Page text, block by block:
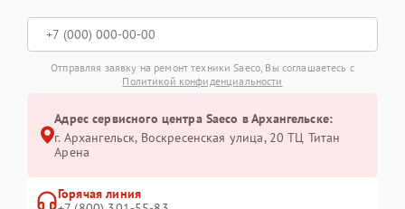
Отправляя заявку на ремонт техники Saeco, Вы соглашаетесь с
Политикой конфиденциальности
Адрес сервисного центра Saeco в Архангельске:
г. Архангельск, Воскресенская улица, 20 ТЦ Титан
Арена
Горячая линия